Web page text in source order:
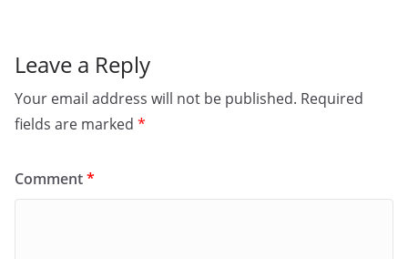
Leave a Reply
Your email address will not be published. Required
fields are marked *
Comment*